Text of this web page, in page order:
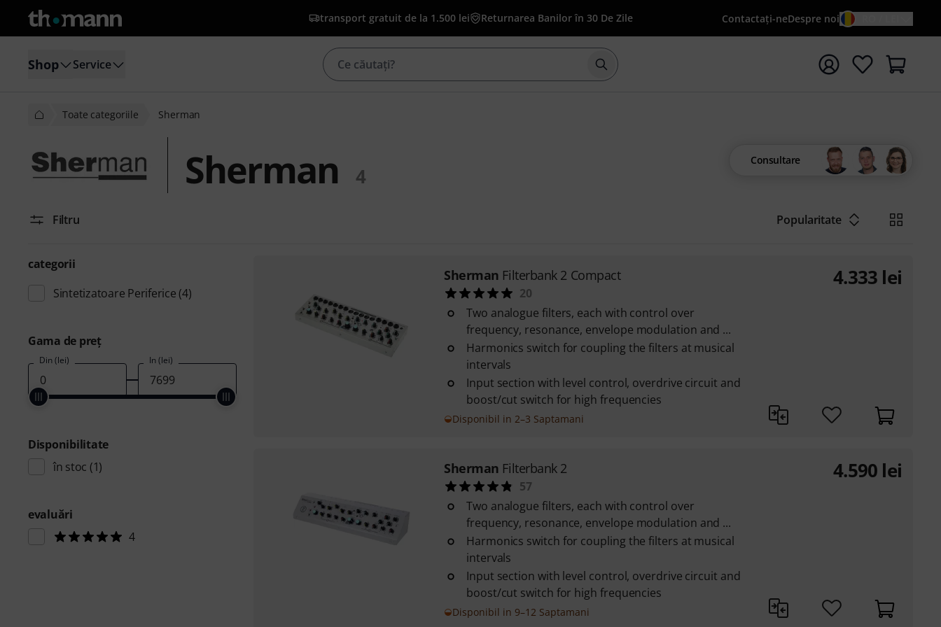
transport gratuit de la 1.500 lei Returnarea Banilor în 30 De Zile Contactaţi-neDespre noi
Shop Service Începeți căutarea cu termenul de căutare {searchTerm}
Toate categoriile Sherman
Sherman 4
Consultare
Filtru Popularitate
categorii
Sintetizatoare Periferice (4)
Gama de preţ
Din (lei) În (lei)
Disponibilitate
în stoc (1)
evaluări
4
Sherman Filterbank 2 Compact
20
Two analogue filters, each with control over
frequency, resonance, envelope modulation and ...
Harmonics switch for coupling the filters at musical
intervals
Input section with level control, overdrive circuit and
boost/cut switch for high frequencies
Disponibil in 2–3 Saptamani
4.333 lei
Sherman Filterbank 2
57
Two analogue filters, each with control over
frequency, resonance, envelope modulation and ...
Harmonics switch for coupling the filters at musical
intervals
Input section with level control, overdrive circuit and
boost/cut switch for high frequencies
Disponibil in 9–12 Saptamani
4.590 lei